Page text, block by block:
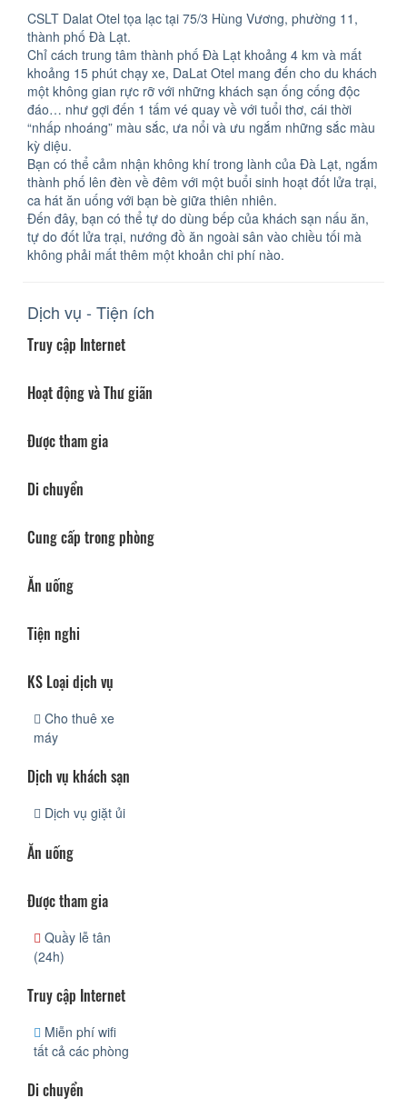
CSLT Dalat Otel tọa lạc tại 75/3 Hùng Vương, phường 11,
thành phố Đà Lạt.
Chỉ cách trung tâm thành phố Đà Lạt khoảng 4 km và mất
khoảng 15 phút chạy xe, DaLat Otel mang đến cho du khách
một không gian rực rỡ với những khách sạn ống cống độc
đáo… như gợi đến 1 tấm vé quay về với tuổi thơ, cái thời
“nhấp nhoáng” màu sắc, ưa nổi và ưu ngắm những sắc màu
kỳ diệu.
Bạn có thể cảm nhận không khí trong lành của Đà Lạt, ngắm
thành phố lên đèn về đêm với một buổi sinh hoạt đốt lửa trại,
ca hát ăn uống với bạn bè giữa thiên nhiên.
Đến đây, bạn có thể tự do dùng bếp của khách sạn nấu ăn,
tự do đốt lửa trại, nướng đồ ăn ngoài sân vào chiều tối mà
không phải mất thêm một khoản chi phí nào.
Dịch vụ - Tiện ích
Truy cập Internet
Hoạt động và Thư giãn
Được tham gia
Di chuyển
Cung cấp trong phòng
Ăn uống
Tiện nghi
KS Loại dịch vụ
Cho thuê xe
máy
Dịch vụ khách sạn
Dịch vụ giặt ủi
Ăn uống
Được tham gia
Quầy lễ tân
(24h)
Truy cập Internet
Miễn phí wifi
tất cả các phòng
Di chuyển